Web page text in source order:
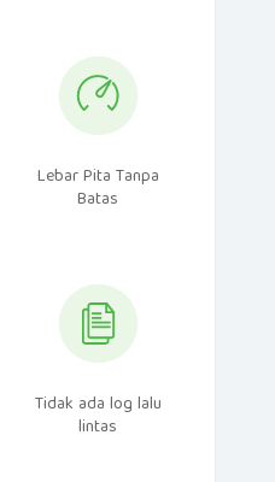
Lebar Pita Tanpa
Batas
Tidak ada log lalu
lintas